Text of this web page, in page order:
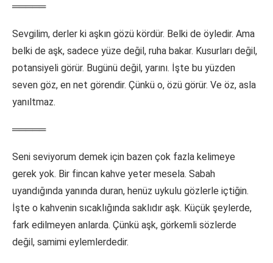
═════
Sevgilim, derler ki aşkın gözü kördür. Belki de öyledir. Ama
belki de aşk, sadece yüze değil, ruha bakar. Kusurları değil,
potansiyeli görür. Bugünü değil, yarını. İşte bu yüzden
seven göz, en net görendir. Çünkü o, özü görür. Ve öz, asla
yanıltmaz.
═════
Seni seviyorum demek için bazen çok fazla kelimeye
gerek yok. Bir fincan kahve yeter mesela. Sabah
uyandığında yanında duran, henüz uykulu gözlerle içtiğin.
İşte o kahvenin sıcaklığında saklıdır aşk. Küçük şeylerde,
fark edilmeyen anlarda. Çünkü aşk, görkemli sözlerde
değil, samimi eylemlerdedir.